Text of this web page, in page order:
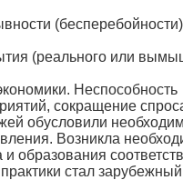
(бесперебойности)
(реального или
Неспособность
сокращение
обусловили
Возникла
и образования
стал